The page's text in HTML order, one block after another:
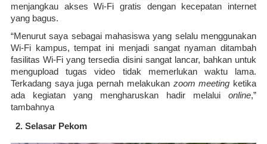
menjangkau akses Wi-Fi gratis dengan kecepatan internet
yang bagus.
“Menurut saya sebagai mahasiswa yang selalu menggunakan
Wi-Fi kampus, tempat ini menjadi sangat nyaman ditambah
fasilitas Wi-Fi yang tersedia disini sangat lancar, bahkan untuk
mengupload tugas video tidak memerlukan waktu lama.
Terkadang saya juga pernah melakukan zoom meeting ketika
ada kegiatan yang mengharuskan hadir melalui online,”
tambahnya
Selasar Pekom